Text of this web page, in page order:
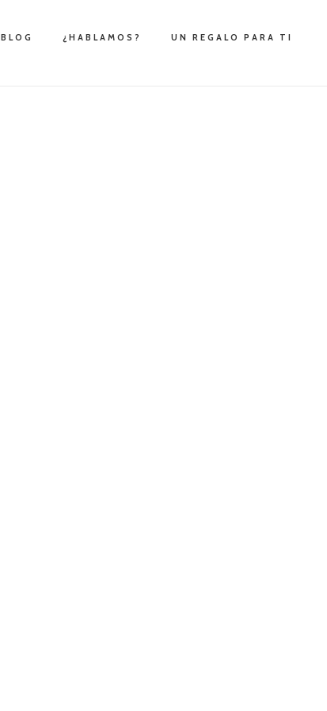
BLOG ¿HABLAMOS? UN REGALO PARA TI